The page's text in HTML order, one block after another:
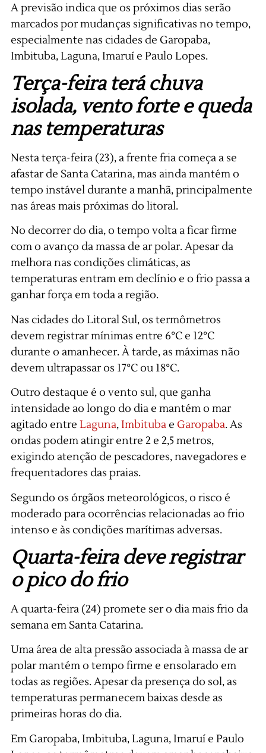
A previsão indica que os próximos dias serão
marcados por mudanças significativas no tempo,
especialmente nas cidades de Garopaba,
Imbituba, Laguna, Imaruí e Paulo Lopes.
Terça-feira terá chuva
isolada, vento forte e queda
nas temperaturas
Nesta terça-feira (23), a frente fria começa a se
afastar de Santa Catarina, mas ainda mantém o
tempo instável durante a manhã, principalmente
nas áreas mais próximas do litoral.
No decorrer do dia, o tempo volta a ficar firme
com o avanço da massa de ar polar. Apesar da
melhora nas condições climáticas, as
temperaturas entram em declínio e o frio passa a
ganhar força em toda a região.
Nas cidades do Litoral Sul, os termômetros
devem registrar mínimas entre 6°C e 12°C
durante o amanhecer. À tarde, as máximas não
devem ultrapassar os 17°C ou 18°C.
Outro destaque é o vento sul, que ganha
intensidade ao longo do dia e mantém o mar
agitado entre Laguna,Imbitubae Garopaba. As
ondas podem atingir entre 2 e 2,5 metros,
exigindo atenção de pescadores, navegadores e
frequentadores das praias.
Segundo os órgãos meteorológicos, o risco é
moderado para ocorrências relacionadas ao frio
intenso e às condições marítimas adversas.
Quarta-feira deve registrar
o pico do frio
A quarta-feira (24) promete ser o dia mais frio da
semana em Santa Catarina.
Uma área de alta pressão associada à massa de ar
polar mantém o tempo firme e ensolarado em
todas as regiões. Apesar da presença do sol, as
temperaturas permanecem baixas desde as
primeiras horas do dia.
Em Garopaba, Imbituba, Laguna, Imaruí e Paulo